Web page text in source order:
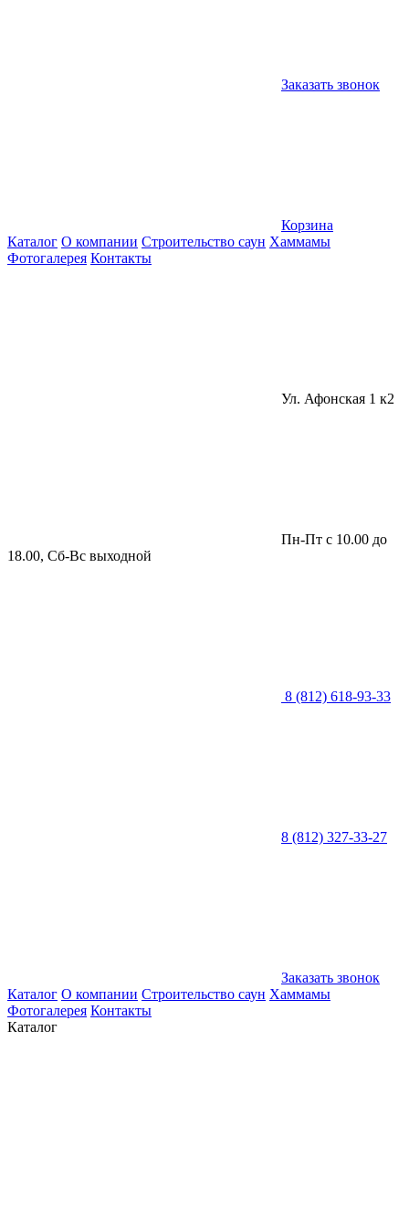
Заказать звонок
Корзина
Каталог О компании Строительство саун Хаммамы
Фотогалерея Контакты
Ул. Афонская 1 к2
Пн-Пт с 10.00 до
18.00, Сб-Вс выходной
8 (812) 618-93-33
8 (812) 327-33-27
Заказать звонок
Каталог О компании Строительство саун Хаммамы
Фотогалерея Контакты
Каталог